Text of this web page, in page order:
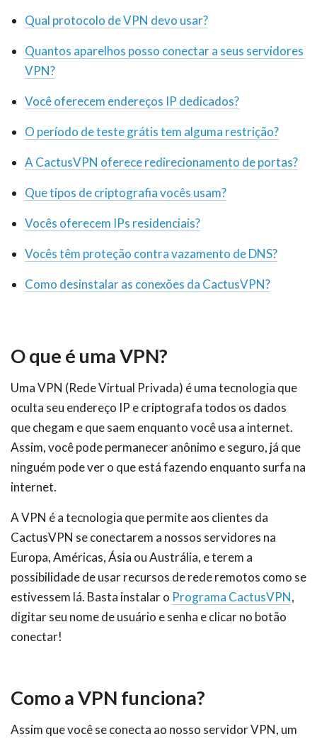
Qual protocolo de VPN devo usar?
Quantos aparelhos posso conectar a seus servidores
VPN?
Você oferecem endereços IP dedicados?
O período de teste grátis tem alguma restrição?
A CactusVPN oferece redirecionamento de portas?
Que tipos de criptografia vocês usam?
Vocês oferecem IPs residenciais?
Vocês têm proteção contra vazamento de DNS?
Como desinstalar as conexões da CactusVPN?
O que é uma VPN?
Uma VPN (Rede Virtual Privada) é uma tecnologia que
oculta seu endereço IP e criptografa todos os dados
que chegam e que saem enquanto você usa a internet.
Assim, você pode permanecer anônimo e seguro, já que
ninguém pode ver o que está fazendo enquanto surfa na
internet.
A VPN é a tecnologia que permite aos clientes da
CactusVPN se conectarem a nossos servidores na
Europa, Américas, Ásia ou Austrália, e terem a
possibilidade de usar recursos de rede remotos como se
estivessem lá. Basta instalar o Programa CactusVPN,
digitar seu nome de usuário e senha e clicar no botão
conectar!
Como a VPN funciona?
Assim que você se conecta ao nosso servidor VPN, um